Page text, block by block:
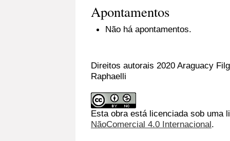
Apontamentos
Não há apontamentos.
Direitos autorais 2020 Araguacy
Raphaelli
Esta obra está licenciada sob uma
NãoComercial 4.0 Internacional.